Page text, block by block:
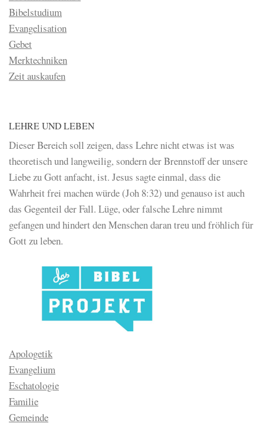
Bibelstudium
Evangelisation
Gebet
Merktechniken
Zeit auskaufen
LEHRE UND LEBEN
Dieser Bereich soll zeigen, dass Lehre nicht etwas ist was
theoretisch und langweilig, sondern der Brennstoff der unsere
Liebe zu Gott anfacht, ist. Jesus sagte einmal, dass die
Wahrheit frei machen würde (Joh 8:32) und genauso ist auch
das Gegenteil der Fall. Lüge, oder falsche Lehre nimmt
gefangen und hindert den Menschen daran treu und fröhlich für
Gott zu leben.
Apologetik
Evangelium
Eschatologie
Familie
Gemeinde